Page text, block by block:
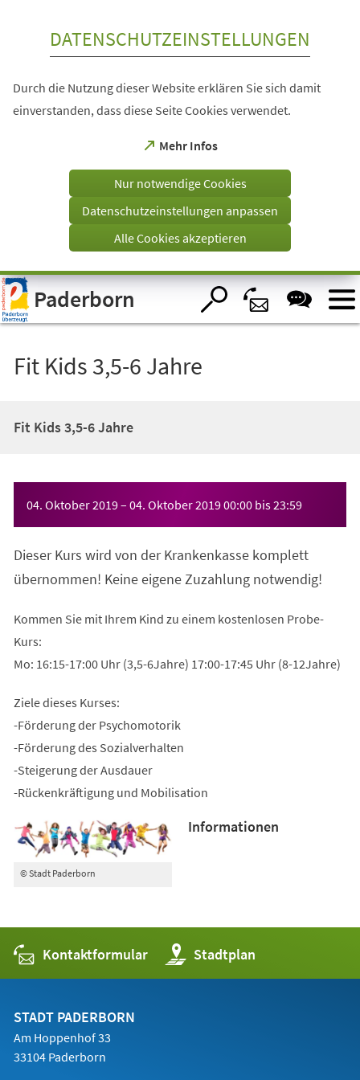
Visuelle
Assistenzsoftware
öffnen.
DATENSCHUTZEINSTELLUNGEN
Durch die Nutzung dieser Website erklären Sie sich damit
einverstanden, dass diese Seite Cookies verwendet.
Mehr Infos
(Öffnet
einem
Tab)
Nur notwendige Cookies
Datenschutzeinstellungen anpassen
Alle Cookies akzeptieren
Paderborn
Fit Kids 3,5-6 Jahre
Fit Kids 3,5-6 Jahre
04. Oktober 2019– 04. Oktober 201900:00 bis23:59
Dieser Kurs wird von der Krankenkasse komplett
übernommen! Keine eigene Zuzahlung notwendig!
Kommen Sie mit Ihrem Kind zu einem kostenlosen Probe-
Kurs:
Mo: 16:15-17:00 Uhr (3,5-6Jahre) 17:00-17:45 Uhr (8-12Jahre)
Ziele dieses Kurses:
-Förderung der Psychomotorik
-Förderung des Sozialverhalten
-Steigerung der Ausdauer
-Rückenkräftigung und Mobilisation
© Stadt Paderborn
Informationen
Kontaktformular Stadtplan
(Öffnet
in
einem
STADT PADERBORN
Am Hoppenhof 33
33104 Paderborn